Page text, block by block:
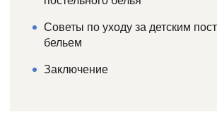
Советы по уходу за детским
бельем
Заключение